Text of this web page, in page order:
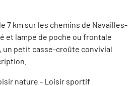
7 km sur les chemins de Navailles-
et lampe de poche ou frontale
un petit casse-croûte convivial
nature - Loisir sportif